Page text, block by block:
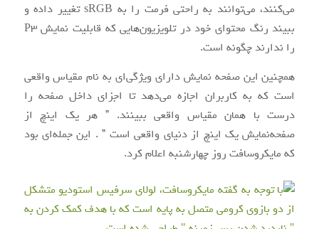
می‌کنند، می‌توانند به‌ راحتی فرمت را به sRGB تغییر داده و
ببیند رنگ محتوای خود در تلویزیون‌هایی که قابلیت نمایش P3
را ندارند چگونه است.
همچنین این صفحه ‌نمایش دارای ویژگی‌ای به نام مقیاس واقعی
است که به کاربران اجازه می‌دهد تا اجزای داخل صفحه را
درست با همان مقیاس واقعی ببینند. ” هر یک اینچ از
صفحه‌نمایش یک اینچ از دنیای واقعی است ” . این جمله‌ای بود
که مایکروسافت روز چهارشنبه اعلام کرد.